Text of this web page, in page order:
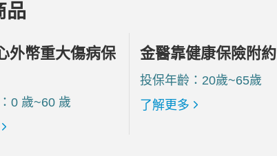
品
外幣重大傷病保
0 歲~60 歲
金醫靠健康保險附約
投保年齡：20歲~65歲
了解更多